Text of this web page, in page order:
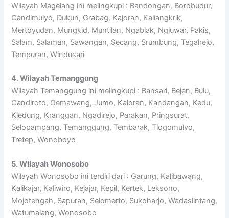
Wilayah Magelang ini melingkupi : Bandongan, Borobudur,
Candimulyo, Dukun, Grabag, Kajoran, Kaliangkrik,
Mertoyudan, Mungkid, Muntilan, Ngablak, Ngluwar, Pakis,
Salam, Salaman, Sawangan, Secang, Srumbung, Tegalrejo,
Tempuran, Windusari
4. Wilayah Temanggung
Wilayah Temanggung ini melingkupi : Bansari, Bejen, Bulu,
Candiroto, Gemawang, Jumo, Kaloran, Kandangan, Kedu,
Kledung, Kranggan, Ngadirejo, Parakan, Pringsurat,
Selopampang, Temanggung, Tembarak, Tlogomulyo,
Tretep, Wonoboyo
5. Wilayah Wonosobo
Wilayah Wonosobo ini terdiri dari : Garung, Kalibawang,
Kalikajar, Kaliwiro, Kejajar, Kepil, Kertek, Leksono,
Mojotengah, Sapuran, Selomerto, Sukoharjo, Wadaslintang,
Watumalang, Wonosobo